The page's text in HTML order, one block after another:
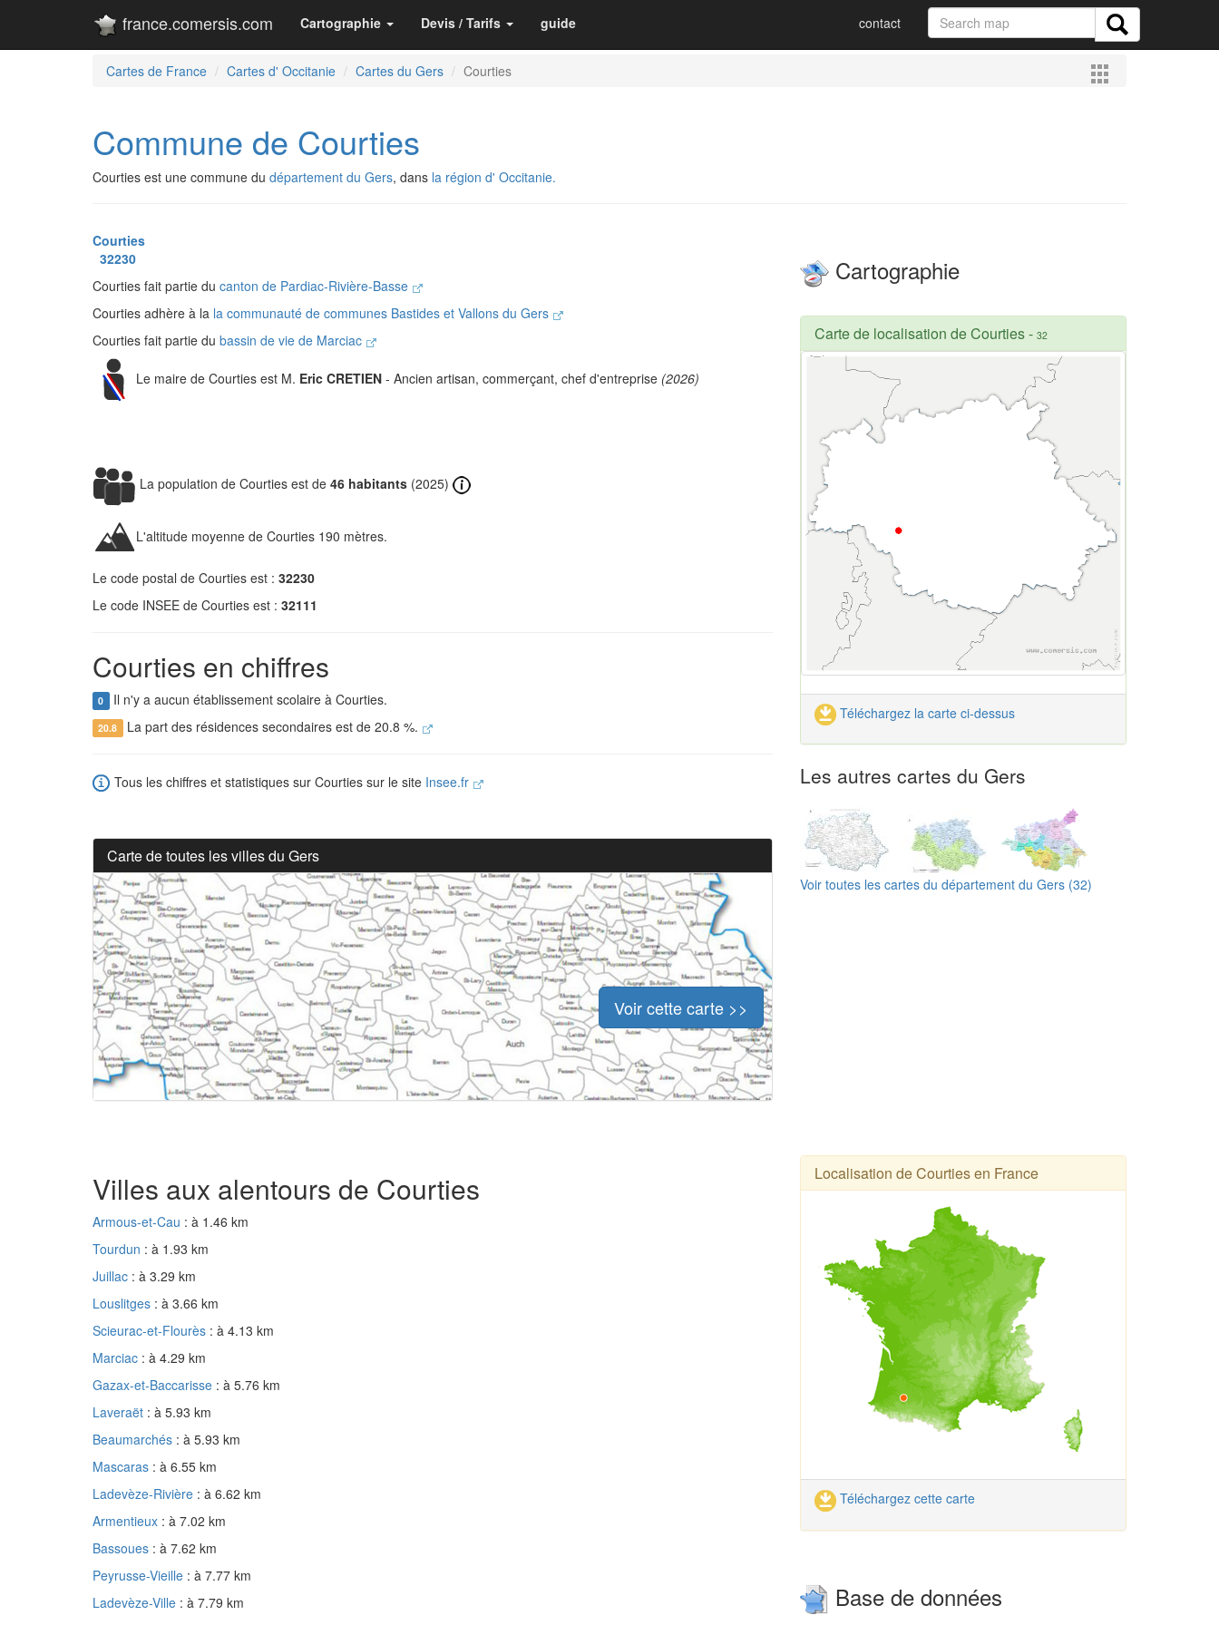
france.comersis.com Cartographie Devis / Tarifs guide contact
Cartes de France Cartes d' Occitanie Cartes du Gers Courties
Commune de Courties
Courties est une commune du département du Gers, dans la région d' Occitanie.
Courties
32230
Courties fait partie du canton de Pardiac-Rivière-Basse
Courties adhère à la la communauté de communes Bastides et Vallons du Gers
Courties fait partie du bassin de vie de Marciac
Le maire de Courties est M. Eric CRETIEN - Ancien artisan, commerçant, chef d'entreprise (2026)
La population de Courties est de 46 habitants (2025)
L'altitude moyenne de Courties 190 mètres.
Le code postal de Courties est : 32230
Le code INSEE de Courties est : 32111
Courties en chiffres
0 Il n'y a aucun établissement scolaire à Courties.
20.8 La part des résidences secondaires est de 20.8 %.
Tous les chiffres et statistiques sur Courties sur le site Insee.fr
Carte de toutes les villes du Gers
Voir cette carte >>
Cartographie
Carte de localisation de Courties- 32
Téléchargez la carte ci-dessus
Les autres cartes du Gers
Voir toutes les cartes du département du Gers (32)
Villes aux alentours de Courties
Armous-et-Cau : à 1.46 km
Tourdun : à 1.93 km
Juillac : à 3.29 km
Louslitges : à 3.66 km
Scieurac-et-Flourès : à 4.13 km
Marciac : à 4.29 km
Gazax-et-Baccarisse : à 5.76 km
Laveraët : à 5.93 km
Beaumarchés : à 5.93 km
Mascaras : à 6.55 km
Ladevèze-Rivière : à 6.62 km
Armentieux : à 7.02 km
Bassoues : à 7.62 km
Peyrusse-Vieille : à 7.77 km
Ladevèze-Ville : à 7.79 km
Localisation de Courties en France
Téléchargez cette carte
Base de données